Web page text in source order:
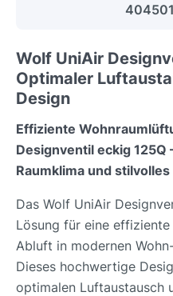
Wolf UniAir
Optimaler
Design
Effiziente
Designventil eckig
Raumklima und
Das Wolf UniAir
Lösung für eine
Abluft in modernen
Dieses hochwertige
optimalen Luftaustausch